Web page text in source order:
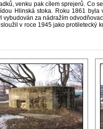
venku pak cílem sprejerů. Co
Hlinská stoka. Roku 1861
za nádražím
v roce 1945 jako protiletecký